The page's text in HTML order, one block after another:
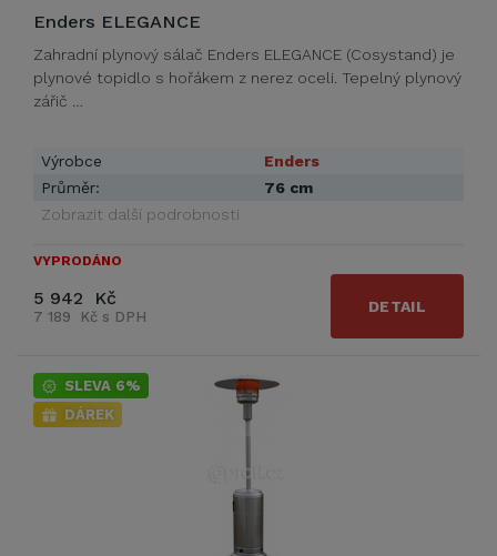
Enders ELEGANCE
Zahradní plynový sálač Enders ELEGANCE (Cosystand) je
plynové topidlo s hořákem z nerez oceli. Tepelný plynový
zářič …
Výrobce
Enders
Průměr:
76 cm
Zobrazit další podrobnosti
VYPRODÁNO
5 942 Kč
7 189 Kč s DPH
DETAIL
SLEVA 6%
DÁREK